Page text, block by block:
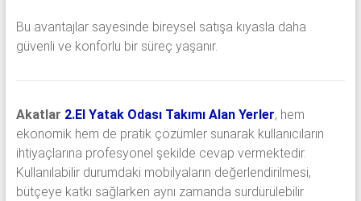
Bu avantajlar sayesinde bireysel satışa kıyasla daha
güvenli ve konforlu bir süreç yaşanır.
Akatlar 2.El Yatak Odası Takımı Alan Yerler, hem
ekonomik hem de pratik çözümler sunarak kullanıcıların
ihtiyaçlarına profesyonel şekilde cevap vermektedir.
Kullanılabilir durumdaki mobilyaların değerlendirilmesi,
bütçeye katkı sağlarken aynı zamanda sürdürülebilir